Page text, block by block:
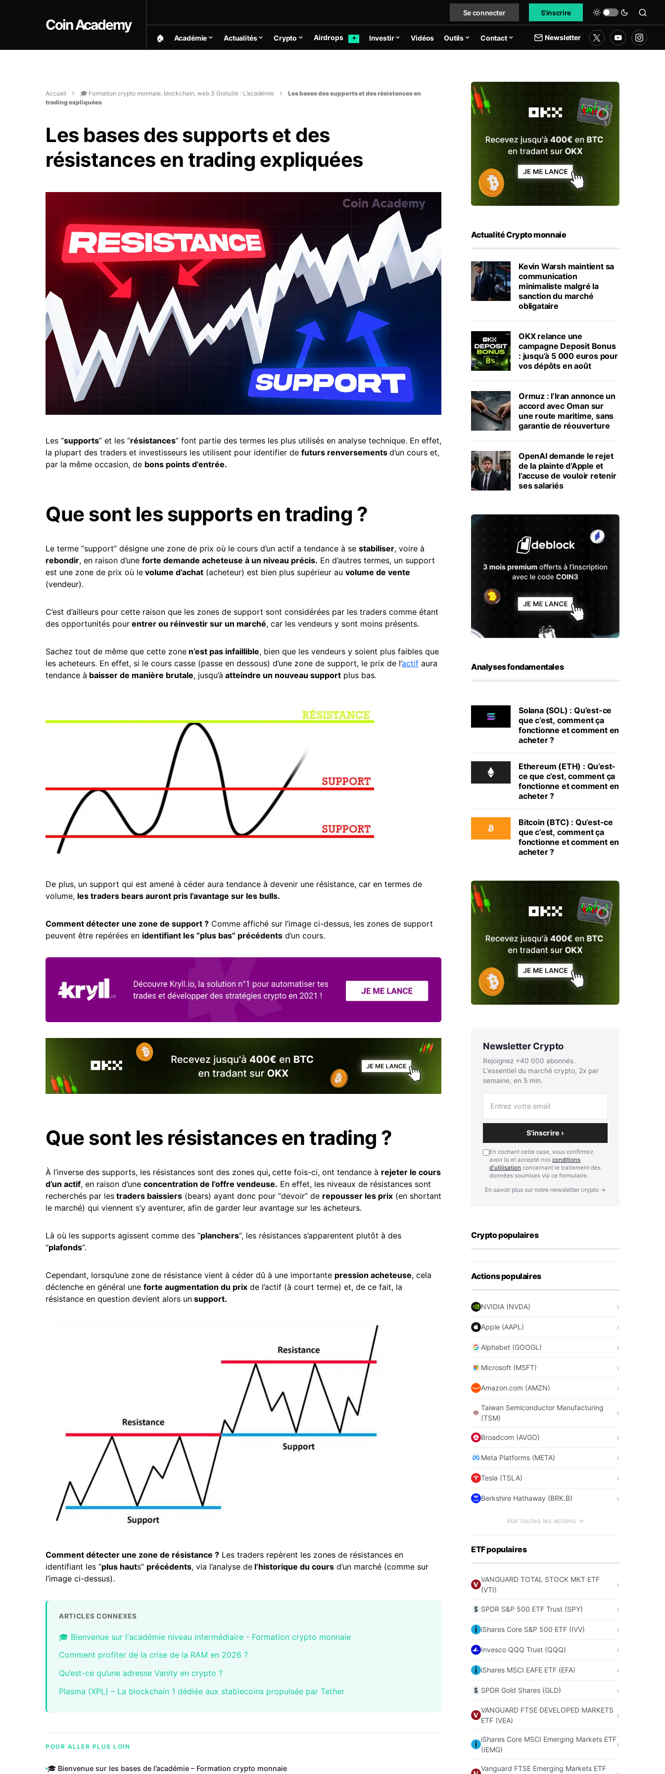
Coin Academy
Se connecter S'inscrire
🏠︎ Académie Actualités Crypto Airdrops ✦ Investir Vidéos Outils Contact Newsletter
Accueil 🎓 Formation crypto monnaie, blockchain, web 3 Gratuite : L’académie
Les bases des supports et des résistances en
trading expliquées
Les bases des supports et des
résistances en trading expliquées
Les “supports” et les “résistances” font partie des termes les plus utilisés en analyse technique. En effet,
la plupart des traders et investisseurs les utilisent pour identifier de futurs renversements d’un cours et,
par la même occasion, de bons points d’entrée.
Que sont les supports en trading ?
Le terme “support” désigne une zone de prix où le cours d’un actif a tendance à se stabiliser, voire à
rebondir, en raison d’une forte demande acheteuse à un niveau précis. En d’autres termes, un support
est une zone de prix où le volume d’achat (acheteur) est bien plus supérieur au volume de vente
(vendeur).
C’est d’ailleurs pour cette raison que les zones de support sont considérées par les traders comme étant
des opportunités pour entrer ou réinvestir sur un marché, car les vendeurs y sont moins présents.
Sachez tout de même que cette zone n’est pas infaillible, bien que les vendeurs y soient plus faibles que
les acheteurs. En effet, si le cours casse (passe en dessous) d’une zone de support, le prix de l’actif aura
tendance à baisser de manière brutale, jusqu’à atteindre un nouveau support plus bas.
De plus, un support qui est amené à céder aura tendance à devenir une résistance, car en termes de
volume, les traders bears auront pris l’avantage sur les bulls.
Comment détecter une zone de support ? Comme affiché sur l’image ci-dessus, les zones de support
peuvent être repérées en identifiant les “plus bas” précédents d’un cours.
Que sont les résistances en trading ?
À l’inverse des supports, les résistances sont des zones qui, cette fois-ci, ont tendance à rejeter le cours
d’un actif, en raison d’une concentration de l’offre vendeuse. En effet, les niveaux de résistances sont
recherchés par les traders baissiers (bears) ayant donc pour “devoir” de repousser les prix (en shortant
le marché) qui viennent s’y aventurer, afin de garder leur avantage sur les acheteurs.
Là où les supports agissent comme des “planchers“, les résistances s’apparentent plutôt à des
“plafonds“.
Cependant, lorsqu’une zone de résistance vient à céder dû à une importante pression acheteuse, cela
déclenche en général une forte augmentation du prix de l’actif (à court terme) et, de ce fait, la
résistance en question devient alors un support.
Comment détecter une zone de résistance ? Les traders repèrent les zones de résistances en
identifiant les “plus hauts” précédents, via l’analyse de l’historique du cours d’un marché (comme sur
l’image ci-dessus).
ARTICLES CONNEXES
🎓 Bienvenue sur l'académie niveau intermédiaire - Formation crypto monnaie
Comment profiter de la crise de la RAM en 2026 ?
Qu’est-ce qu’une adresse Vanity en crypto ?
Plasma (XPL) – La blockchain 1 dédiée aux stablecoins propulsée par Tether
POUR ALLER PLUS LOIN
🎓 Bienvenue sur les bases de l’académie – Formation crypto monnaie
Actualité Crypto monnaie
Kevin Warsh maintient sa
communication
minimaliste malgré la
sanction du marché
obligataire
OKX relance une
campagne Deposit Bonus
: jusqu’à 5 000 euros pour
vos dépôts en août
Ormuz : l’Iran annonce un
accord avec Oman sur
une route maritime, sans
garantie de réouverture
OpenAI demande le rejet
de la plainte d’Apple et
l’accuse de vouloir retenir
ses salariés
Analyses fondamentales
Solana (SOL) : Qu’est-ce
que c’est, comment ça
fonctionne et comment en
acheter ?
Ethereum (ETH) : Qu’est-
ce que c’est, comment ça
fonctionne et comment en
acheter ?
Bitcoin (BTC) : Qu’est-ce
que c’est, comment ça
fonctionne et comment en
acheter ?
Newsletter Crypto
Rejoignez +40 000 abonnés.
L'essentiel du marché crypto, 2x par
semaine, en 5 min.
S'inscrire ›
En cochant cette case, vous confirmez
avoir lu et accepté nos conditions
d'utilisation concernant le traitement des
données soumises via ce formulaire.
En savoir plus sur notre newsletter crypto →
Crypto populaires
Actions populaires
NVIDIA (NVDA)
Apple (AAPL)
Alphabet (GOOGL)
Microsoft (MSFT)
Amazon.com (AMZN)
Taiwan Semiconductor Manufacturing
(TSM)
Broadcom (AVGO)
Meta Platforms (META)
Tesla (TSLA)
Berkshire Hathaway (BRK.B)
Voir toutes les actions →
ETF populaires
VANGUARD TOTAL STOCK MKT ETF
(VTI)
SPDR S&P 500 ETF Trust (SPY)
iShares Core S&P 500 ETF (IVV)
Invesco QQQ Trust (QQQ)
iShares MSCI EAFE ETF (EFA)
SPDR Gold Shares (GLD)
VANGUARD FTSE DEVELOPED MARKETS
ETF (VEA)
iShares Core MSCI Emerging Markets ETF
(IEMG)
Vanguard FTSE Emerging Markets ETF